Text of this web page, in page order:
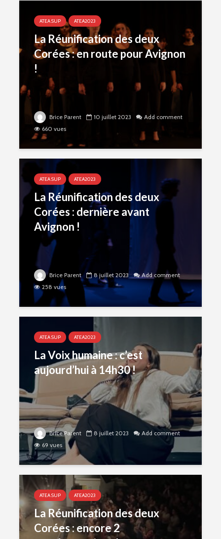
ATEA SUP ATEA2023
La Réunification des deux
Corées : en route pour Avignon
!
Brice Parent 10 juillet 2023
Add comment
660 vues
ATEA SUP ATEA2023
La Réunification des deux
Corées : dernière avant
Avignon !
Brice Parent 8 juillet 2023
Add comment
258 vues
ATEA SUP ATEA2023
La Voix humaine : c’est
aujourd’hui à 14h30 !
Brice Parent 8 juillet 2023
Add comment
69 vues
ATEA SUP ATEA2023
La Réunification des deux
Corées : encore 2